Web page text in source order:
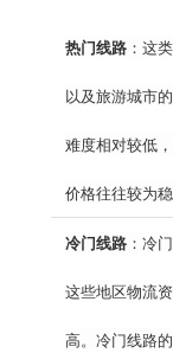
热门线路 ：这
以及旅游城市
难度相对较低
价格往往较为
冷门线路 ：冷
这些地区物流
高。冷门线路